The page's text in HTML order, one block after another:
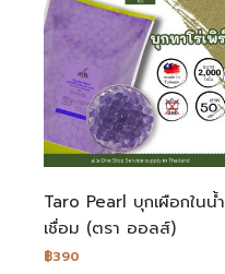
Taro Pearl บุกเผือกในน้ำ
เชื่อม (ตรา ออลส์)
฿390